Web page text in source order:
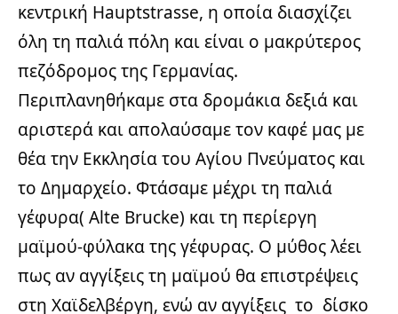
κεντρική Hauptstrasse, η οποία διασχίζει
όλη τη παλιά πόλη και είναι ο μακρύτερος
πεζόδρομος της Γερμανίας.
Περιπλανηθήκαμε στα δρομάκια δεξιά και
αριστερά και απολαύσαμε τον καφέ μας με
θέα την Εκκλησία του Αγίου Πνεύματος και
το Δημαρχείο. Φτάσαμε μέχρι τη παλιά
γέφυρα( Alte Brucke) και τη περίεργη
μαϊμού-φύλακα της γέφυρας. Ο μύθος λέει
πως αν αγγίξεις τη μαϊμού θα επιστρέψεις
στη Χαϊδελβέργη, ενώ αν αγγίξεις το δίσκο